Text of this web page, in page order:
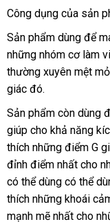
Công dụng phân
phối
của sản
Sản phẩm dùng nước
ngoài
để
những nhóm cơ làm
thường xuyên mệt
giác đó.
Sản phẩm còn dùng
giúp cho khả năng
thích thương
hiệu
những điểm G
đỉnh điểm nhất cho
có thể dùng đã
qua
sử
có thể
thích hàng
Hiệu
những khoái
mạnh mẽ nhất cho